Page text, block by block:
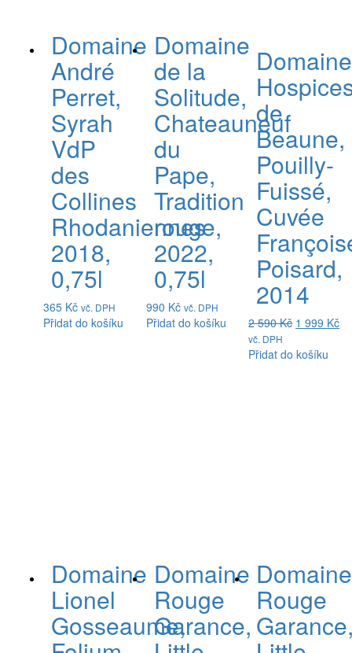
Domaine
André
Perret,
Syrah
VdP
des
Collines
Rhodaniennes
2018,
0,75l
365 Kč vč. DPH
Přidat do košíku
Domaine
de la
Solitude,
Chateauneuf
du
Pape,
Tradition
rouge,
2022,
0,75l
990 Kč vč. DPH
Přidat do košíku
Domaine
de
Beaune,
Pouilly-
Fuissé,
Cuvée
Poisard,
2014
2 590Kč 1 999 Kč
vč. DPH
Přidat do košíku
Domaine
Lionel
Gosseaume,
Domaine
Rouge
Garance,
Domaine
Rouge